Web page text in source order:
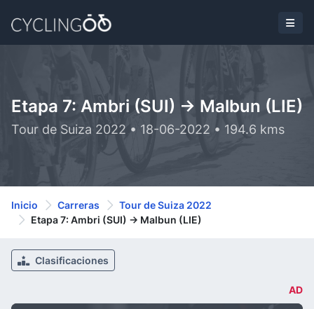
Etapa 7: Ambri (SUI) -> Malbun (LIE)
Tour de Suiza 2022 • 18-06-2022 • 194.6 kms
Inicio Carreras
Tour de Suiza 2022
Etapa 7: Ambri (SUI) -> Malbun (LIE)
Clasificaciones
AD